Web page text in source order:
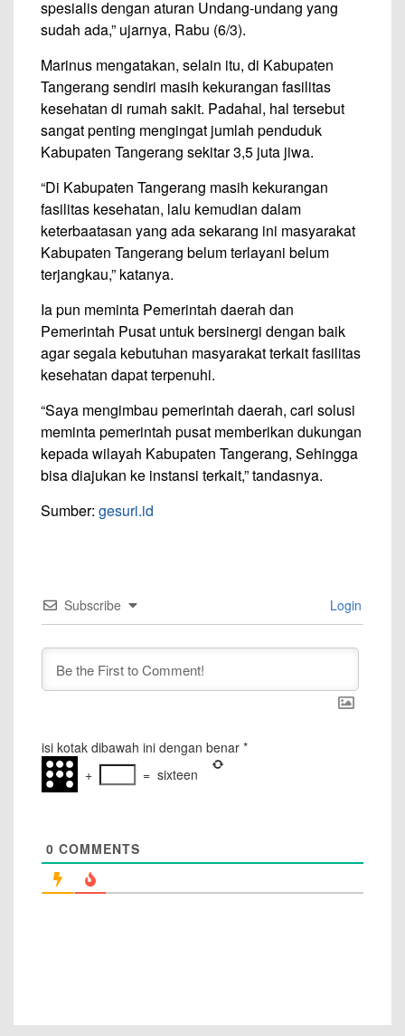
spesialis dengan aturan Undang-undang yang
sudah ada,” ujarnya, Rabu (6/3).
Marinus mengatakan, selain itu, di Kabupaten
Tangerang sendiri masih kekurangan fasilitas
kesehatan di rumah sakit. Padahal, hal tersebut
sangat penting mengingat jumlah penduduk
Kabupaten Tangerang sekitar 3,5 juta jiwa.
“Di Kabupaten Tangerang masih kekurangan
fasilitas kesehatan, lalu kemudian dalam
keterbaatasan yang ada sekarang ini masyarakat
Kabupaten Tangerang belum terlayani belum
terjangkau,” katanya.
Ia pun meminta Pemerintah daerah dan
Pemerintah Pusat untuk bersinergi dengan baik
agar segala kebutuhan masyarakat terkait fasilitas
kesehatan dapat terpenuhi.
“Saya mengimbau pemerintah daerah, cari solusi
meminta pemerintah pusat memberikan dukungan
kepada wilayah Kabupaten Tangerang, Sehingga
bisa diajukan ke instansi terkait,” tandasnya.
Sumber: gesuri.id
Subscribe Login
isi kotak dibawah ini dengan benar *
+
= sixteen
0 COMMENTS